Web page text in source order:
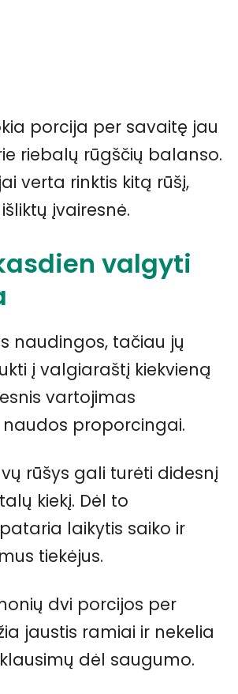
porcija per savaitę jau
riebalų rūgščių balanso.
verta rinktis kitą rūšį,
įvairesnė.
valgyti
naudingos, tačiau jų
į valgiaraštį kiekvieną
vartojimas
proporcingai.
rūšys gali turėti didesnį
kiekį. Dėl to
laikytis saiko ir
tiekėjus.
dvi porcijos per
jaustis ramiai ir nekelia
dėl saugumo.